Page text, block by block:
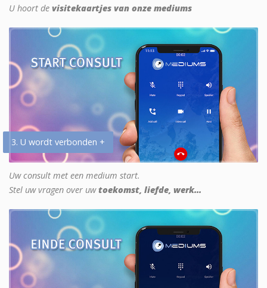
U hoort de visitekaartjes van onze mediums
3. U wordt verbonden +
Uw consult met een medium start.
Stel uw vragen over uwtoekomst, liefde, werk...